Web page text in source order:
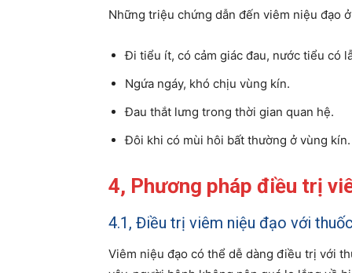
Những triệu chứng dẫn đến viêm niệu đạo
Đi tiểu ít, có cảm giác đau, nước tiểu có
Ngứa ngáy, khó chịu vùng kín.
Đau thắt lưng trong thời gian quan hệ.
Đôi khi có mùi hôi bất thường ở vùng kín.
4, Phương pháp điều trị
4.1, Điều trị viêm niệu đạo với
Viêm niệu đạo có thể dễ dàng điều trị với